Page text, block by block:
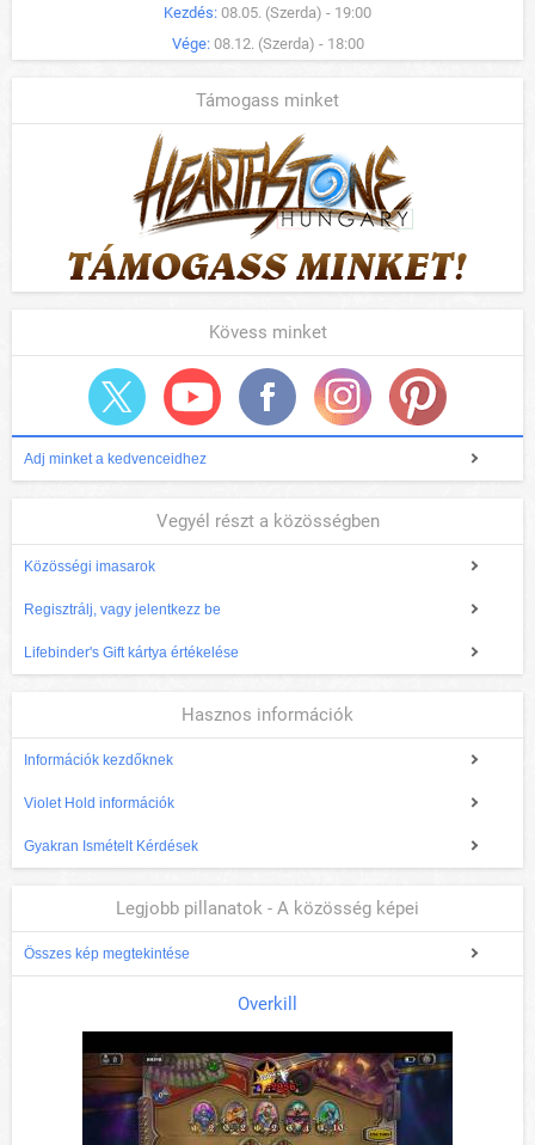
Kezdés: 08.05. (Szerda) - 19:00
Vége: 08.12. (Szerda) - 18:00
Támogass minket
Kövess minket
Adj minket a kedvenceidhez
Vegyél részt a közösségben
Közösségi imasarok
Regisztrálj, vagy jelentkezz be
Lifebinder's Gift kártya értékelése
Hasznos információk
Információk kezdőknek
Violet Hold információk
Gyakran Ismételt Kérdések
Legjobb pillanatok - A közösség képei
Összes kép megtekintése
Overkill